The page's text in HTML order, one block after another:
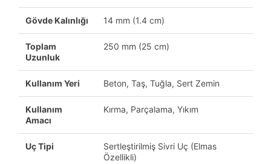
Gövde Kalınlığı 14 mm (1.4 cm)
Toplam
Uzunluk
250 mm (25 cm)
Kullanım Yeri Beton, Taş, Tuğla, Sert Zemin
Kullanım
Amacı
Kırma, Parçalama, Yıkım
Uç Tipi
Sertleştirilmiş Sivri Uç (Elmas
Özellikli)